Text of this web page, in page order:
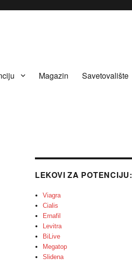
Magazin Savetovalište
LEKOVI ZA POTENCIJU:
Viagra
Cialis
Ernafil
Levitra
BiLive
Megatop
Slidena